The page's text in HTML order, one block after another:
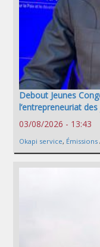
Debout Jeunes
l’entrepreneuriat
03/08/2026 - 13:43
Okapi service, Émissions